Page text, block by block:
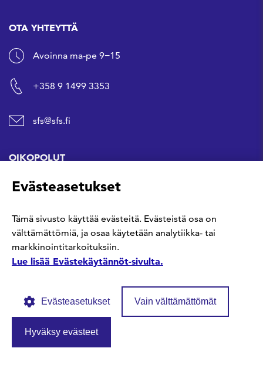
OTA YHTEYTTÄ
Avoinna ma-pe 9−15
+358 9 1499 3353
sfs@sfs.fi
OIKOPOLUT
Hanki standardi
Kommentoi tekeillä olevia standardeja
© SFS ry Tietosuojaseloste
Evästeasetukset
Tämä sivusto käyttää evästeitä. Evästeistä osa on
välttämättömiä, ja osaa käytetään analytiikka- tai
markkinointitarkoituksiin.
Lue lisää Evästekäytännöt-sivulta.
Evästeasetukset Vain välttämättömät
Hyväksy evästeet